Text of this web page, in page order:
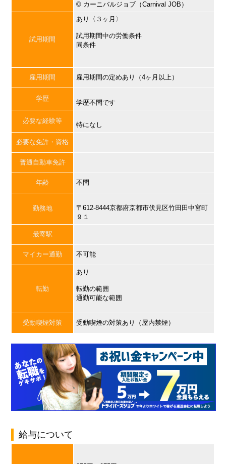
©︎ カーニバルジョブ（Carnival JOB）
試用期間
あり〈３ヶ月〉
試用期間中の労働条件
同条件
雇用期間 雇用期間の定めあり（4ヶ月以上）
学歴
学歴不問です
必要な経験等
特になし
必要な免許・資格
普通自動車免許
年齢 不問
勤務地
〒612-8444京都府京都市伏見区竹田田中宮町
９１
最寄駅
マイカー通勤 不可能
転勤
あり
転勤の範囲
通勤可能な範囲
受動喫煙対策 受動喫煙の対策あり（屋内禁煙）
給与について